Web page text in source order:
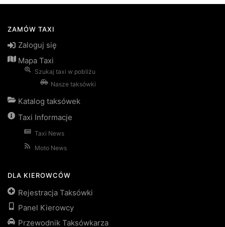
ZAMÓW TAXI
Zaloguj się
Mapa Taxi
Szukaj taxi w pobliżu
Nasze taksówki
Katalog taksówek
Taxi Informacje
Taxi News
Moto News
DLA KIEROWCÓW
Rejestracja Taksówki
Panel Kierowcy
Przewodnik Taksówkarza